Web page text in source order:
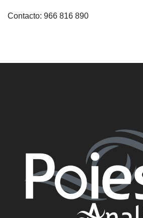
Contacto: 966 816 890